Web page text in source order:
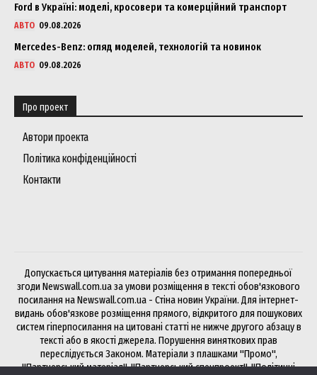
Ford в Україні: моделі, кросовери та комерційний транспорт
АВТО 09.08.2026
Mercedes-Benz: огляд моделей, технологій та новинок
АВТО 09.08.2026
Про проект
Автори проекта
Політика конфіденційності
Контакти
Допускається цитування матеріалів без отримання попередньої
згоди Newswall.com.ua за умови розміщення в тексті обов'язкового
посилання на Newswall.com.ua - Стіна новин України. Для інтернет-
видань обов'язкове розміщення прямого, відкритого для пошукових
систем гіперпосилання на цитовані статті не нижче другого абзацу в
тексті або в якості джерела. Порушення виняткових прав
переслідується Законом. Матеріали з плашками "Промо",
"Партнерський матеріал", "Партнерський спецпроект", "Політичні